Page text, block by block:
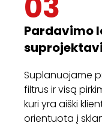
Pardavimo
Suplanuojame
filtrus ir visą
kuri yra aiški
orientuota į